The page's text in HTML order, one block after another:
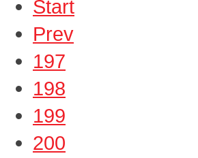
Start
Prev
197
198
199
200